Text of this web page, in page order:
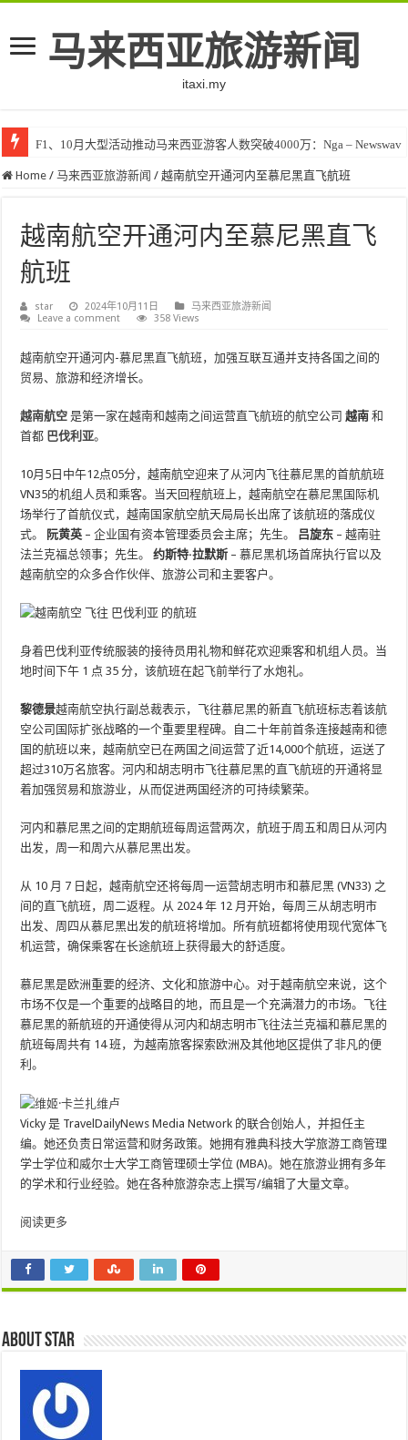
马来西亚旅游新闻
itaxi.my
F1、10月大型活动推动马来西亚游客人数突破4000万：Nga – Newswav
Home / 马来西亚旅游新闻 / 越南航空开通河内至慕尼黑直飞航班
越南航空开通河内至慕尼黑直飞
航班
star 2024年10月11日
马来西亚旅游新闻
Leave a comment
358 Views
越南航空开通河内-慕尼黑直飞航班，加强互联互通并支持各国之间的
贸易、旅游和经济增长。
越南航空 是第一家在越南和越南之间运营直飞航班的航空公司越南 和
首都 巴伐利亚。
10月5日中午12点05分，越南航空迎来了从河内飞往慕尼黑的首航航班
VN35的机组人员和乘客。当天回程航班上，越南航空在慕尼黑国际机
场举行了首航仪式，越南国家航空航天局局长出席了该航班的落成仪
式。
阮黄英 – 企业国有资本管理委员会主席；先生。 吕旋东 – 越南驻
法兰克福总领事；先生。约斯特·拉默斯 – 慕尼黑机场首席执行官以及
越南航空的众多合作伙伴、旅游公司和主要客户。
身着巴伐利亚传统服装的接待员用礼物和鲜花欢迎乘客和机组人员。当
地时间下午 1 点 35 分，该航班在起飞前举行了水炮礼。
黎德景越南航空执行副总裁表示，飞往慕尼黑的新直飞航班标志着该航
空公司国际扩张战略的一个重要里程碑。自二十年前首条连接越南和德
国的航班以来，越南航空已在两国之间运营了近14,000个航班，运送了
超过310万名旅客。河内和胡志明市飞往慕尼黑的直飞航班的开通将显
着加强贸易和旅游业，从而促进两国经济的可持续繁荣。
河内和慕尼黑之间的定期航班每周运营两次，航班于周五和周日从河内
出发，周一和周六从慕尼黑出发。
从 10 月 7 日起，越南航空还将每周一运营胡志明市和慕尼黑 (VN33) 之
间的直飞航班，周二返程。从 2024 年 12 月开始，每周三从胡志明市
出发、周四从慕尼黑出发的航班将增加。所有航班都将使用现代宽体飞
机运营，确保乘客在长途航班上获得最大的舒适度。
慕尼黑是欧洲重要的经济、文化和旅游中心。对于越南航空来说，这个
市场不仅是一个重要的战略目的地，而且是一个充满潜力的市场。飞往
慕尼黑的新航班的开通使得从河内和胡志明市飞往法兰克福和慕尼黑的
航班每周共有 14 班，为越南旅客探索欧洲及其他地区提供了非凡的便
利。
Vicky 是 TravelDailyNews Media Network 的联合创始人，并担任主
编。她还负责日常运营和财务政策。她拥有雅典科技大学旅游工商管理
学士学位和威尔士大学工商管理硕士学位 (MBA)。她在旅游业拥有多年​​
的学术和行业经验。她在各种旅游杂志上撰写/编辑了大量文章。
阅读更多
About star